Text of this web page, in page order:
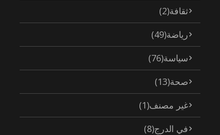
ثقافة(2)
رياضة(49)
سياسة(76)
صحة(13)
غير مصنف(1)
في الدرج(8)